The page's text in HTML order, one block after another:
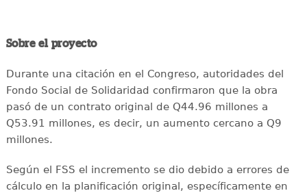
Sobre el proyecto
Durante una citación en el Congreso, autoridades del
Fondo Social de Solidaridad confirmaron que la obra
pasó de un contrato original de Q44.96 millones a
Q53.91 millones, es decir, un aumento cercano a Q9
millones.
Según el FSS el incremento se dio debido a errores de
cálculo en la planificación original, específicamente en